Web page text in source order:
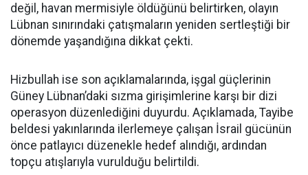
değil, havan mermisiyle öldüğünü belirtirken, olayın
Lübnan sınırındaki çatışmaların yeniden sertleştiği bir
dönemde yaşandığına dikkat çekti.
Hizbullah ise son açıklamalarında, işgal güçlerinin
Güney Lübnan’daki sızma girişimlerine karşı bir dizi
operasyon düzenlediğini duyurdu. Açıklamada, Tayibe
beldesi yakınlarında ilerlemeye çalışan İsrail gücünün
önce patlayıcı düzenekle hedef alındığı, ardından
topçu atışlarıyla vurulduğu belirtildi.